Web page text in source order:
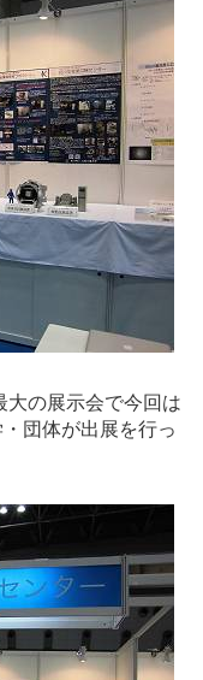
の展示会で今回は
団体が出展を行っ